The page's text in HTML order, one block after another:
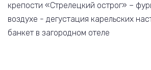
крепости «Стрелецкий острог» –
воздухе - дегустация карельских
банкет в загородном отеле